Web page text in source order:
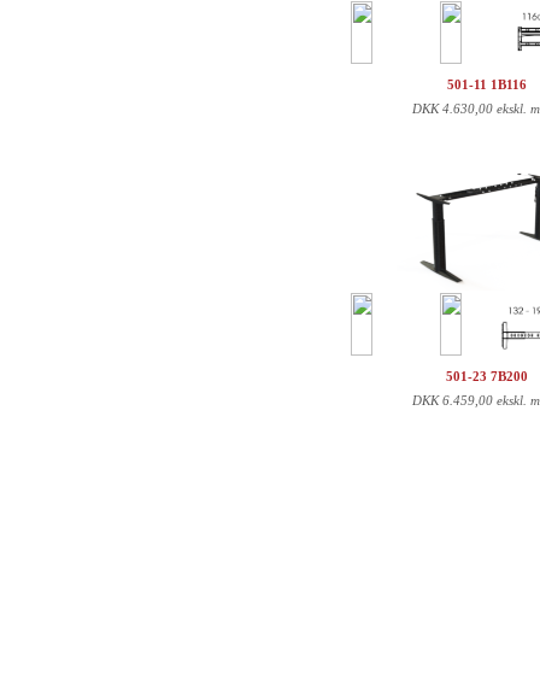
501-11 1B116
DKK4.630,00 ekskl.
501-23 7B200
DKK6.459,00 ekskl.